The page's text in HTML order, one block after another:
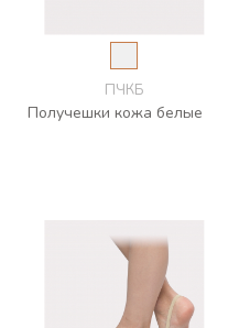
ПЧКБ
Получешки кожа белые